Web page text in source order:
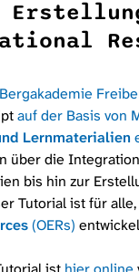
auf der Basis von
Lernmaterialien
über die
bis hin zur
Tutorial ist für
(OERs)